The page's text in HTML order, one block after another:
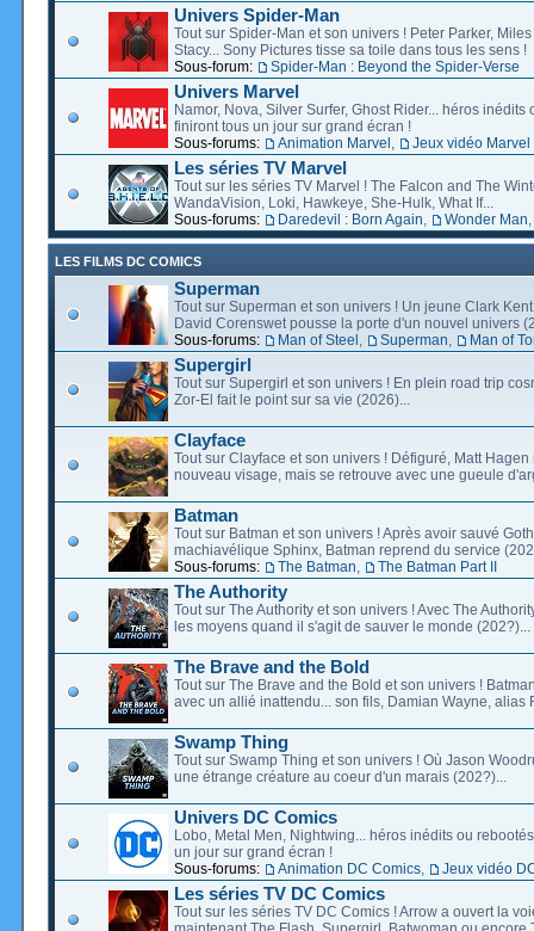
Univers Spider-Man
Tout sur Spider-Man et son univers ! Peter Parker,
Stacy... Sony Pictures tisse sa toile dans tous les sens !
Sous-forum:
Spider-Man : Beyond the Spider-Verse
Univers Marvel
Namor, Nova, Silver Surfer, Ghost Rider... héros inédits
finiront tous un jour sur grand écran !
Sous-forums:
Animation Marvel Jeux vidéo Marvel
Les séries TV Marvel
Tout sur les séries TV Marvel ! The Falcon and The
WandaVision, Loki, Hawkeye, She-Hulk, What If...
Sous-forums:
Daredevil : Born Again Wonder Man
LES FILMS DC COMICS
Superman
Tout sur Superman et son univers ! Un jeune Clark
David Corenswet pousse la porte d'un nouvel univers
Sous-forums:
Man of Steel Superman Man of
Supergirl
Tout sur Supergirl et son univers ! En plein road trip
Zor-El fait le point sur sa vie (2026)...
Clayface
Tout sur Clayface et son univers ! Défiguré, Matt Hagen
nouveau visage, mais se retrouve avec une gueule
Batman
Tout sur Batman et son univers ! Après avoir sauvé
machiavélique Sphinx, Batman reprend du service
Sous-forums:
The Batman The Batman Part II
The Authority
Tout sur The Authority et son univers ! Avec The
les moyens quand il s'agit de sauver le monde (202?)...
The Brave and the Bold
Tout sur The Brave and the Bold et son univers !
avec un allié inattendu... son fils, Damian Wayne, alias
Swamp Thing
Tout sur Swamp Thing et son univers ! Où Jason
une étrange créature au coeur d'un marais (202?)...
Univers DC Comics
Lobo, Metal Men, Nightwing... héros inédits ou
un jour sur grand écran !
Sous-forums:
Animation DC Comics Jeux vidéo
Les séries TV DC Comics
Tout sur les séries TV DC Comics ! Arrow a ouvert la